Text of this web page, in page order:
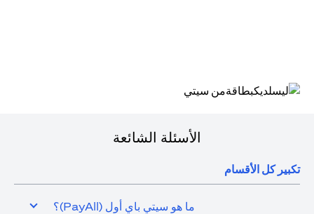
الأسئلة الشائعة
تكبير كل الأقسام
ما هو سيتي باي أول (PayAll)؟